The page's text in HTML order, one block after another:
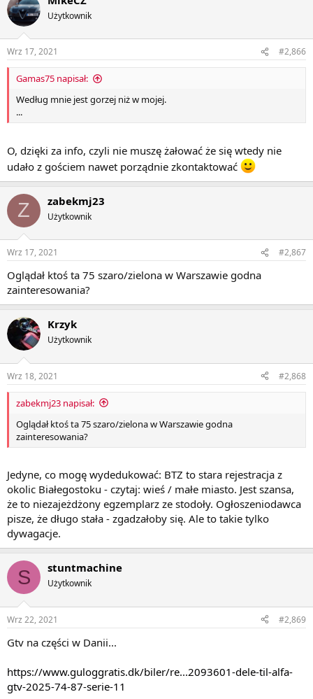
Użytkownik
Wrz 17, 2021 #2,866
Gamas75 napisał:
Według mnie jest gorzej niż w mojej.
...
O, dzięki za info, czyli nie muszę żałować że się wtedy nie
udało z gościem nawet porządnie zkontaktować
Z zabekmj23
Użytkownik
Wrz 17, 2021 #2,867
Oglądał ktoś ta 75 szaro/zielona w Warszawie godna
zainteresowania?
Krzyk
Użytkownik
Wrz 18, 2021 #2,868
zabekmj23 napisał:
Oglądał ktoś ta 75 szaro/zielona w Warszawie godna
zainteresowania?
Jedyne, co mogę wydedukować: BTZ to stara rejestracja z
okolic Białegostoku - czytaj: wieś / małe miasto. Jest szansa,
że to niezajeżdżony egzemplarz ze stodoły. Ogłoszeniodawca
pisze, że długo stała - zgadzałoby się. Ale to takie tylko
dywagacje.
S stuntmachine
Użytkownik
Wrz 22, 2021 #2,869
Gtv na części w Danii...
https://www.guloggratis.dk/biler/re...2093601-dele-til-alfa-
gtv-2025-74-87-serie-11